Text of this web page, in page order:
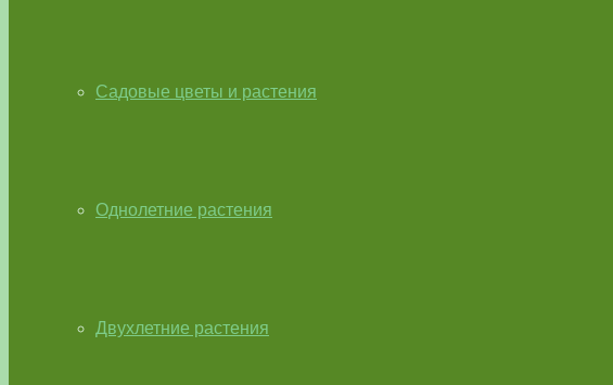
Садовые цветы и растения
Однолетние растения
Двухлетние растения